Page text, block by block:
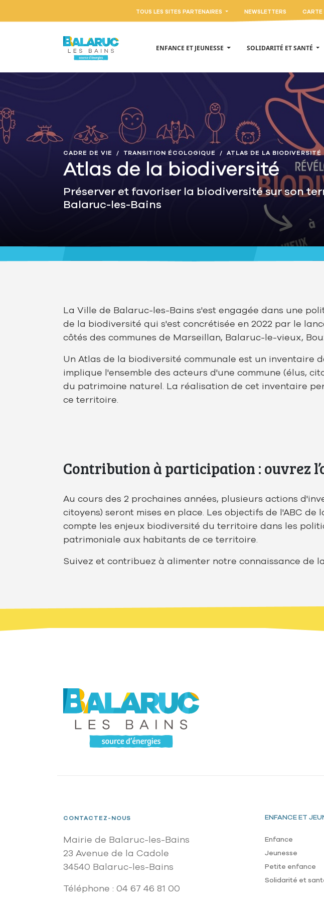
TOUS LES SITES PARTENAIRES NEWSLETTERS CARTE
ENFANCE ET JEUNESSE SOLIDARITÉ ET SANTÉ
CADRE DE VIE TRANSITION ÉCOLOGIQUE ATLAS DE LA BIODIVERSITÉ
Atlas de la biodiversité
Préserver et favoriser la biodiversité sur son
Balaruc-les-Bains
La Ville de Balaruc-les-Bains s'est engagée dans une
de la biodiversité qui s'est concrétisée en 2022 par le
côtés des communes de Marseillan, Balaruc-le-vieux,
Un Atlas de la biodiversité communale est un inventaire
implique l'ensemble des acteurs d'une commune (élus,
du patrimoine naturel. La réalisation de cet inventaire
ce territoire.
Contribution à participation : ouvrez
Au cours des 2 prochaines années, plusieurs actions
citoyens) seront mises en place. Les objectifs de l'ABC
compte les enjeux biodiversité du territoire dans les
patrimoniale aux habitants de ce territoire.
Suivez et contribuez à alimenter notre connaissance de
CONTACTEZ-NOUS
Mairie de Balaruc-les-Bains
23 Avenue de la Cadole
34540 Balaruc-les-Bains
Téléphone : 04 67 46 81 00
Pied de
ENFANCE ET
Enfance
Jeunesse
Petite enfance
Solidarité et